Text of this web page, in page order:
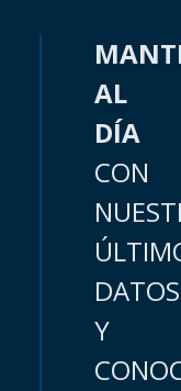
AL
DÍA
CON
DATOS
Y